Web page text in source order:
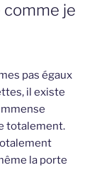
comme je
pas égaux
il existe
totalement.
la porte